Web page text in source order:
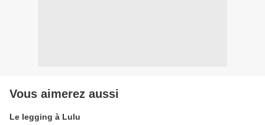
Vous aimerez aussi
Le legging à Lulu